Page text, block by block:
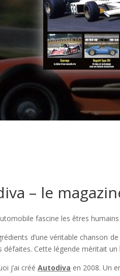
– le
fascine les êtres
d’une véritable chanson
défaites. Cette légende méritait
j’ai crééAutodiva en 2008. Un